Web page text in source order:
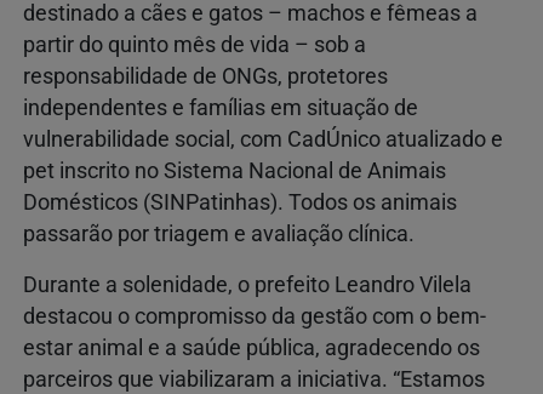
destinado a cães e gatos – machos e fêmeas a
partir do quinto mês de vida – sob a
responsabilidade de ONGs, protetores
independentes e famílias em situação de
vulnerabilidade social, com CadÚnico atualizado e
pet inscrito no Sistema Nacional de Animais
Domésticos (SINPatinhas). Todos os animais
passarão por triagem e avaliação clínica.
Durante a solenidade, o prefeito Leandro Vilela
destacou o compromisso da gestão com o bem-
estar animal e a saúde pública, agradecendo os
parceiros que viabilizaram a iniciativa. “Estamos